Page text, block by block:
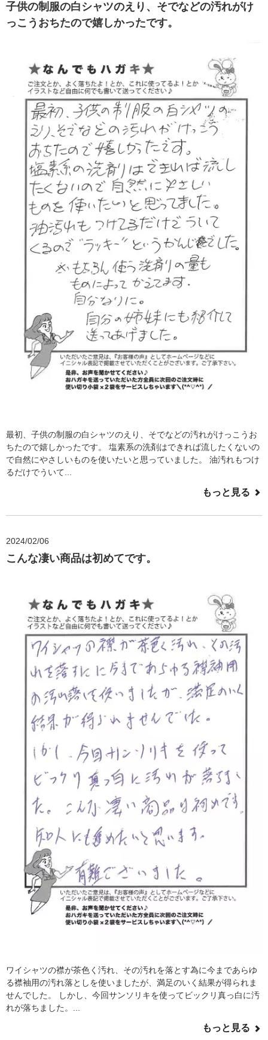
子供の制服の白シャツのえり、そでなどの汚れがけ
っこうおちたので嬉しかったです。
最初、子供の制服の白シャツのえり、そでなどの汚れがけっこうお
ちたので嬉しかったです。 塩素系の洗剤はできれば流したくないの
で自然にやさしいものを使いたいと思っていました。 油汚れもつけ
るだけでういて...
もっと見る
2024/02/06
こんな凄い商品は初めてです。
ワイシャツの襟が茶色く汚れ、その汚れを落とす為に今まであらゆ
る襟袖用の汚れ落としを使いましたが、満足のいく結果が得られま
せんでした。 しかし、今回サンソリキを使ってビックリ真っ白に汚
れが落ちました。...
もっと見る